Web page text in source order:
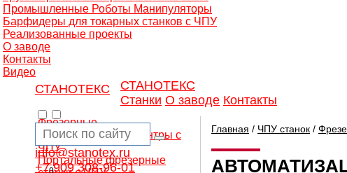
Промышленные Роботы Манипуляторы
Барфидеры для токарных станков с ЧПУ
Реализованные проекты
О заводе
Контакты
Видео
СТАНОТЕКС
СТАНОТЕКС
Станки О заводе Контакты
info@stanotex.ru
+7 909 308-96-01
0
Фрезерные
обрабатывающие центры с
ЧПУ
Портальные фрезерные
Главная / ЧПУ станок /